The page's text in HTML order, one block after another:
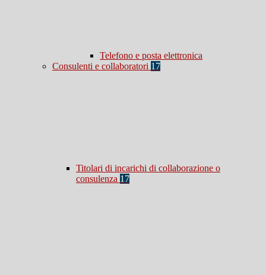
Telefono e posta elettronica
Consulenti e collaboratori 17
Titolari di incarichi di collaborazione o
consulenza 17